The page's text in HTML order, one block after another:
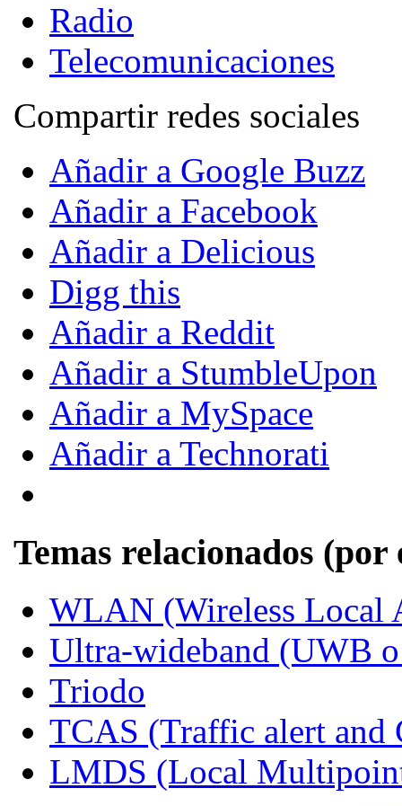
Radio
Telecomunicaciones
Compartir redes sociales
Añadir a Google Buzz
Añadir a Facebook
Añadir a Delicious
Digg this
Añadir a Reddit
Añadir a StumbleUpon
Añadir a MySpace
Añadir a Technorati
Temas relacionados (por
WLAN (Wireless Local
Ultra-wideband (UWB
Triodo
TCAS (Traffic alert and
LMDS (Local